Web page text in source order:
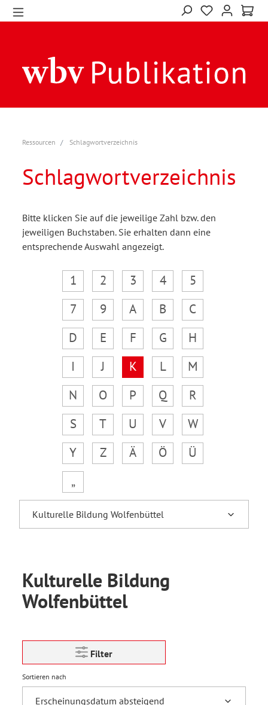
Ressourcen Schlagwortverzeichnis
Schlagwortverzeichnis
Bitte klicken Sie auf die jeweilige Zahl bzw. den
jeweiligen Buchstaben. Sie erhalten dann eine
entsprechende Auswahl angezeigt.
1 2 3 4
5
7
9 A B
C
D
E F G
H
I
J K L
M
N
O P Q
R
S
T U V
W
Y
Z Ä Ö
Ü
„
Kulturelle Bildung
Wolfenbüttel
Filter
Sortieren nach